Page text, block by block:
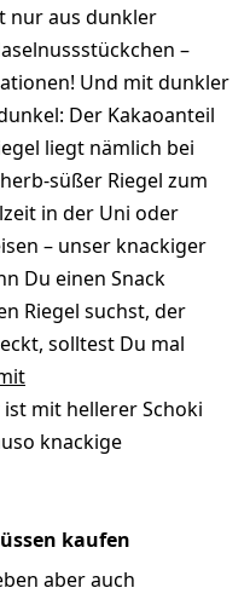
nur aus dunkler
–
Und mit dunkler
Der Kakaoanteil
liegt nämlich bei
süßer Riegel zum
in der Uni oder
– unser knackiger
Du einen Snack
Riegel suchst, der
solltest Du mal
mit hellerer Schoki
knackige
kaufen
aber auch